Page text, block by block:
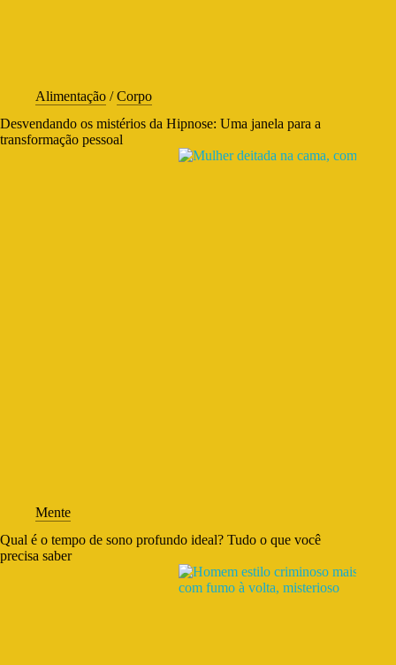
Alimentação /Corpo
Desvendando os mistérios da Hipnose: Uma janela para a
transformação pessoal
Mente
Qual é o tempo de sono profundo ideal? Tudo o que você
precisa saber